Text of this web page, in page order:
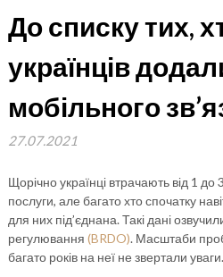
До списку тих,
українців
мобільного
27.07.2021
Щорічно українці втрачають від 1
послуги, але багато хто спочатку
для них під’єднана. Такі дані
регулювання (BRDO). Масштаби
багато років на неї не звертали уваги.